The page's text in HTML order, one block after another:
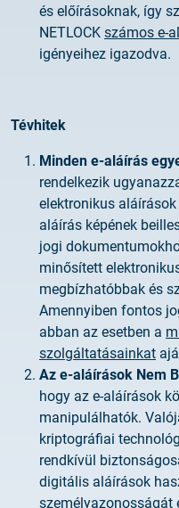
és előírásoknak, így
NETLOCK számos e-
igényeihez igazodva.
Tévhitek
Minden e-aláírás
rendelkezik
elektronikus
aláírás képének
jogi
minősített
megbízhatóbbak és
Amennyiben fontos
abban az esetben a
szolgáltatásainkat
Az e-aláírások Nem
hogy az e-aláírások
manipulálhatók.
kriptográfiai
rendkívül
digitális aláírások
személyazonosságát